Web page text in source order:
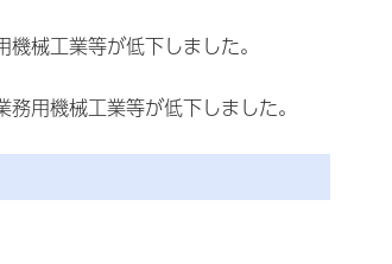
械工業等が低下しました。
用機械工業等が低下しました。